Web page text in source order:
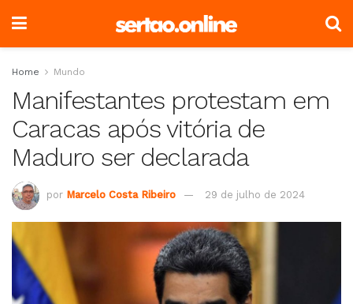
Home Mundo
Manifestantes protestam em
Caracas após vitória de
Maduro ser declarada
por Marcelo Costa Ribeiro 29 de julho de 2024